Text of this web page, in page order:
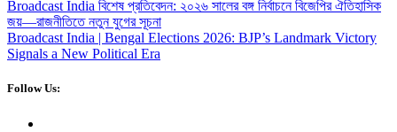
Broadcast India বিশেষ প্রতিবেদন: ২০২৬ সালের বঙ্গ নির্বাচনে বিজেপির ঐতিহাসিক
জয়—রাজনীতিতে নতুন যুগের সূচনা
Broadcast India | Bengal Elections 2026: BJP’s Landmark Victory
Signals a New Political Era
Follow Us: